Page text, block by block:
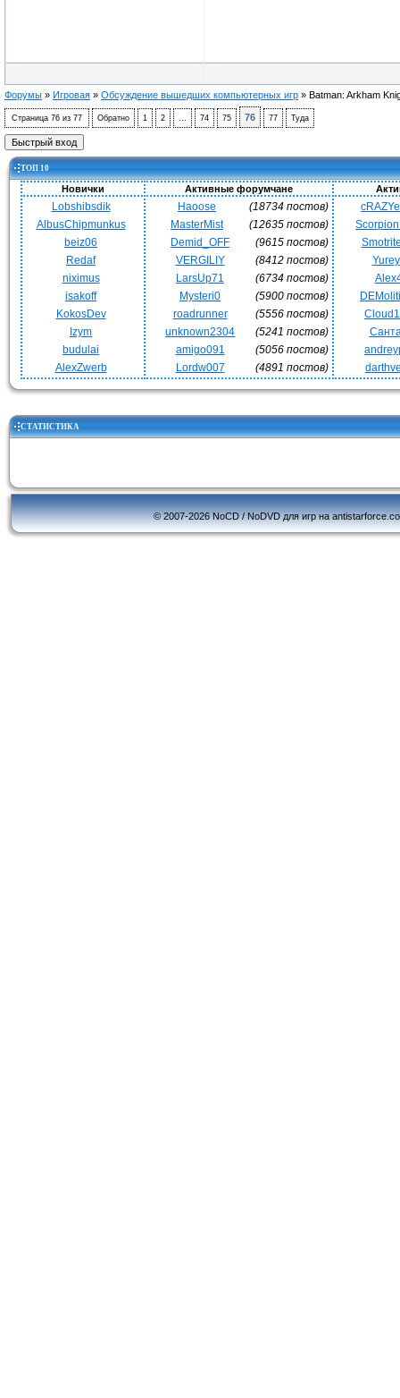
Форумы » Игровая » Обсуждение вышедших компьютерных игр » Batman: Arkham
Страница 76 из 77 Обратно 1 2 … 74 75 76 77 Туда
ТОП 10
Новички Активные форумчане
Lobshibsdik
AlbusChipmunkus
beiz06
Redaf
niximus
isakoff
KokosDev
Izym
budulai
AlexZwerb
Haoose
(18734 постов)
MasterMist
(12635 постов)
Demid_OFF
(9615 постов)
VERGILIY
(8412 постов)
LarsUp71
(6734 постов)
Mysteri0
(5900 постов)
roadrunner
(5556 постов)
unknown2304
(5241 постов)
amigo091
(5056 постов)
Lordw007
(4891 постов)
СТАТИСТИКА
© 2007-2026 NoCD / NoDVD для игр на